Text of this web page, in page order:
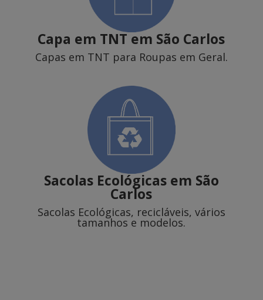
Capa em TNTem São Carlos
Capas em TNT para Roupas em Geral.
Sacolas Ecológicas em São
Carlos
Sacolas Ecológicas, recicláveis, vários
tamanhos e modelos.